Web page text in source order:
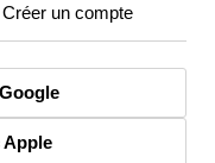
Créer un compte
Apple